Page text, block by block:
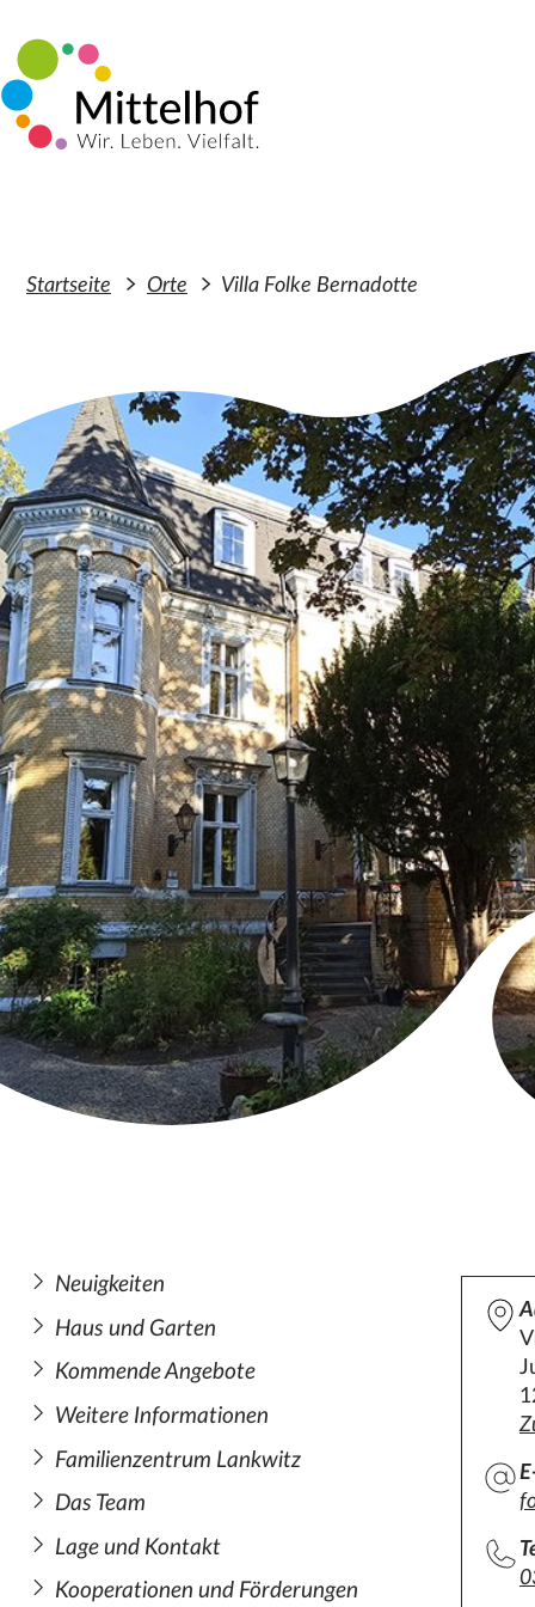
Startseite Orte Villa Folke Bernadotte
Neuigkeiten
Haus und Garten
Kommende Angebote
Weitere Informationen
Familienzentrum Lankwitz
Das Team
Lage und Kontakt
Kooperationen und Förderungen